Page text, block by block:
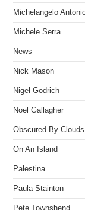
Michelangelo
Michele Serra
News
Nick Mason
Nigel Godrich
Noel Gallagher
Obscured By Clouds
On An Island
Palestina
Paula Stainton
Pete Townshend